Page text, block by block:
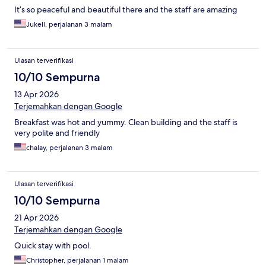
It’s so peaceful and beautiful there and the staff are amazing
Jukell, perjalanan 3 malam
Ulasan terverifikasi
10/10 Sempurna
13 Apr 2026
Terjemahkan dengan Google
Breakfast was hot and yummy. Clean building and the staff is
very polite and friendly
chalay, perjalanan 3 malam
Ulasan terverifikasi
10/10 Sempurna
21 Apr 2026
Terjemahkan dengan Google
Quick stay with pool.
Christopher, perjalanan 1 malam